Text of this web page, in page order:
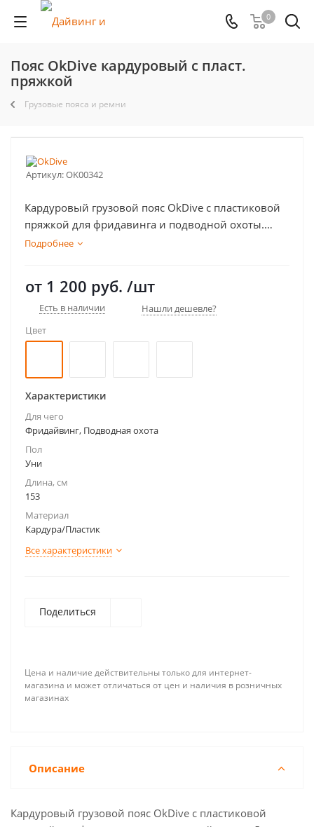
0
Пояс OkDive кардуровый с пласт.
пряжкой
Грузовые пояса и ремни
Артикул:OK00342
Кардуровый грузовой пояс OkDive с пластиковой
пряжкой для фридавинга и подводной охоты.
Длина 153см
Подробнее
от 1 200 руб. /шт
Есть в наличии
Нашли дешевле?
Цвет
Характеристики
Для чего
Фридайвинг, Подводная охота
Пол
Уни
Длина, см
153
Материал
Кардура/Пластик
Все характеристики
Поделиться
Цена и наличие действительны только для интернет-
магазина и может отличаться от цен и наличия в розничных
магазинах
Описание
Кардуровый грузовой пояс OkDive с пластиковой